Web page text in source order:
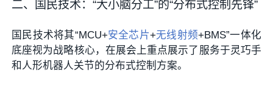
二、国民技术：“大小脑分工”的“分布式控制先锋”
国民技术将其“MCU+安全芯片+无线射频+BMS”一体化
底座视为战略核心，在展会上重点展示了服务于灵巧手
和人形机器人关节的分布式控制方案。